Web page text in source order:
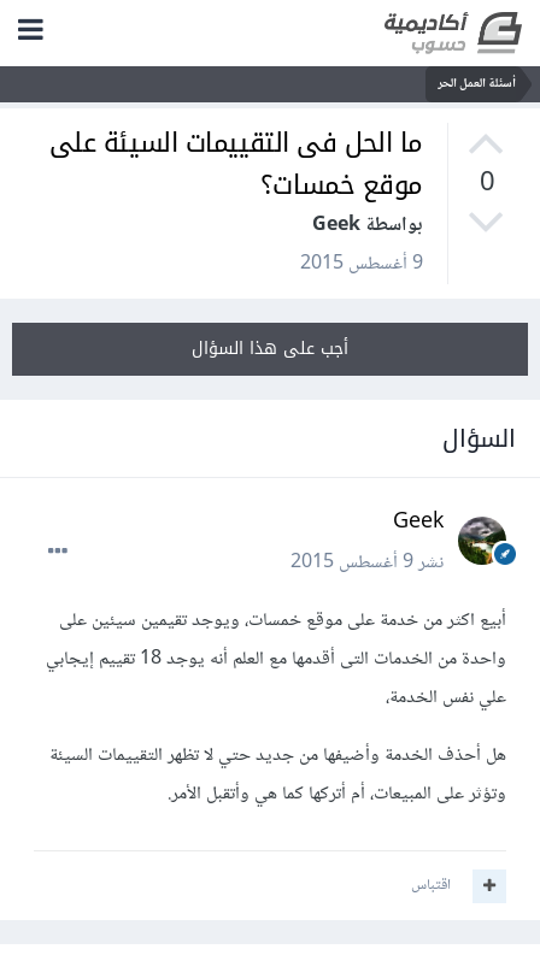
أسئلة العمل الحر
0
ما الحل فى التقييمات السيئة على
موقع خمسات؟
بواسطة Geek
9 أغسطس 2015
أجب على هذا السؤال
السؤال
Geek
نشر9 أغسطس 2015
أبيع اكثر من خدمة على موقع خمسات، ويوجد تقيمين سيئين على
واحدة من الخدمات التى أقدمها مع العلم أنه يوجد 18 تقييم إيجابي
علي نفس الخدمة،
هل أحذف الخدمة وأضيفها من جديد حتي لا تظهر التقييمات السيئة
وتؤثر على المبيعات، أم أتركها كما هي وأتقبل الأمر.
اقتباس